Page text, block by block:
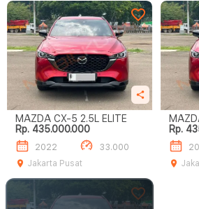
MAZDA CX-5 2.5L ELITE
Rp. 435.000.000
2022
33.000
Jakarta Pusat
Rp.